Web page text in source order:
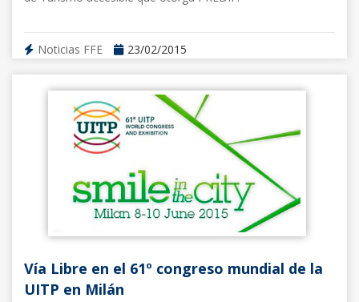
Noticias FFE 23/02/2015
Vía Libre en el 61º congreso mundial de la
UITP en Milán